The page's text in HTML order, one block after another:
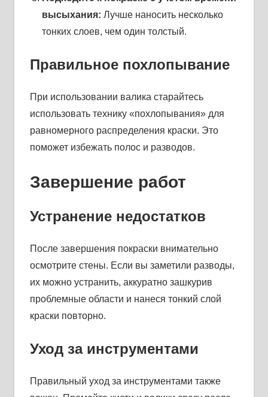
высыхания: Лучше наносить несколько
тонких слоев, чем один толстый.
Правильное похлопывание
При использовании валика старайтесь
использовать технику «похлопывания» для
равномерного распределения краски. Это
поможет избежать полос и разводов.
Завершение работ
Устранение недостатков
После завершения покраски внимательно
осмотрите стены. Если вы заметили разводы,
их можно устранить, аккуратно зашкурив
проблемные области и нанеся тонкий слой
краски повторно.
Уход за инструментами
Правильный уход за инструментами также